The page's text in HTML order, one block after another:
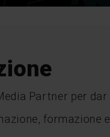
Partner per dar
formazione e